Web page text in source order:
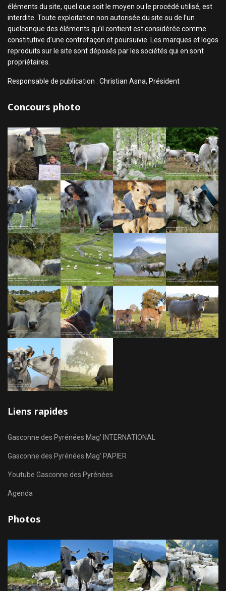
éléments du site, quel que soit le moyen ou le procédé utilisé, est
interdite. Toute exploitation non autorisée du site ou de l’un
quelconque des éléments qu’il contient est considérée comme
constitutive d’une contrefaçon et poursuivie. Les marques et logos
reproduits sur le site sont déposés par les sociétés qui en sont
propriétaires.
Responsable de publication : Christian Asna, Président
Concours photo
Liens rapides
Gasconne des Pyrénées Mag' INTERNATIONAL
Gasconne des Pyrénées Mag' PAPIER
Youtube Gasconne des Pyrénées
Agenda
Photos